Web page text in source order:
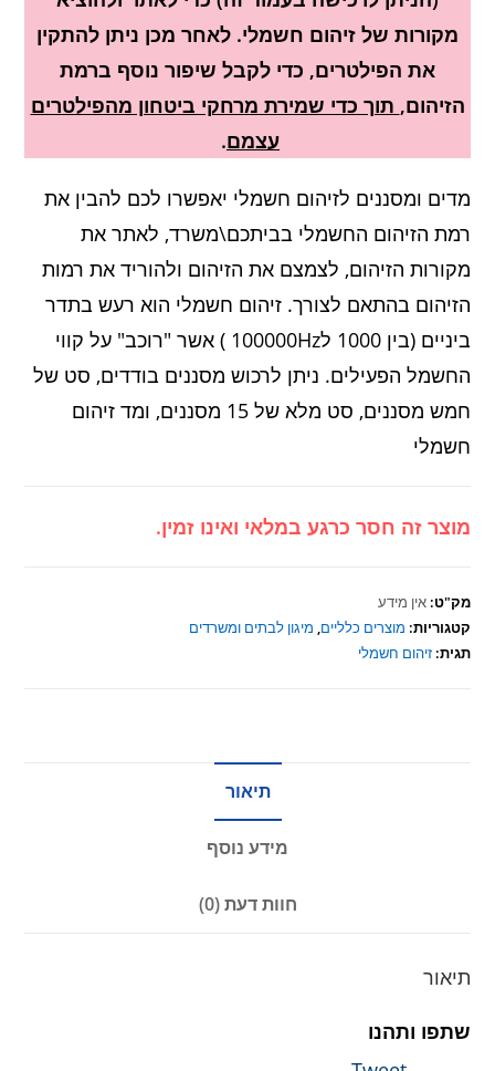
מקורות של זיהום חשמלי. לאחר מכן ניתן להתקין
את הפילטרים, כדי לקבל שיפור נוסף ברמת
הזיהום, תוך כדי שמירת מרחקי ביטחון מהפילטרים
עצמם.
מדים ומסננים לזיהום חשמלי יאפשרו לכם להבין את
רמת הזיהום החשמלי בביתכם\משרד, לאתר את
מקורות הזיהום, לצמצם את הזיהום ולהוריד את רמות
הזיהום בהתאם לצורך. זיהום חשמלי הוא רעש בתדר
ביניים (בין 1000 ל100000Hz ) אשר "רוכב" על קווי
החשמל הפעילים. ניתן לרכוש מסננים בודדים, סט של
חמש מסננים, סט מלא של 15 מסננים, ומד זיהום
חשמלי
מוצר זה חסר כרגע במלאי ואינו זמין.
מק"ט:אין מידע
קטגוריות: מוצרים כלליים, מיגון לבתים ומשרדים
תגית:זיהום חשמלי
תיאור
מידע נוסף
חוות דעת (0)
תיאור
שתפו ותהנו